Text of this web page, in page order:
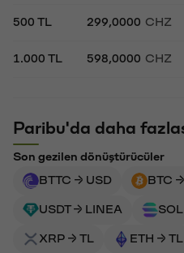
500 TL 299,0000 CHZ
1.000 TL 598,0000 CHZ
Paribu'da daha
Son gezilen dönüştürücüler
BTTC → USD
BTC
USDT → LINEA
XRP → TL ETH → TL